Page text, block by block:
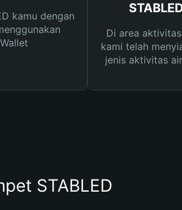
kamu dengan
Di area
kami telah
jenis aktivitas
STABLED